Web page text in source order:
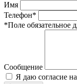
Имя
Телефон*
*Поле обязательное
Сообщение
Я даю согласие на